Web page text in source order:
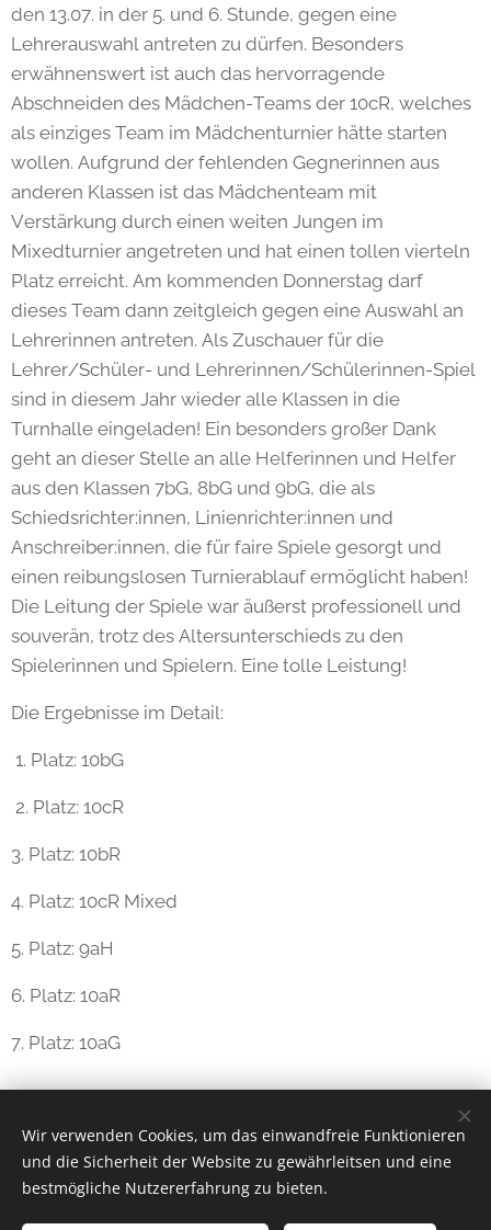
den 13.07. in der 5. und 6. Stunde, gegen eine
Lehrerauswahl antreten zu dürfen. Besonders
erwähnenswert ist auch das hervorragende
Abschneiden des Mädchen-Teams der 10cR, welches
als einziges Team im Mädchenturnier hätte starten
wollen. Aufgrund der fehlenden Gegnerinnen aus
anderen Klassen ist das Mädchenteam mit
Verstärkung durch einen weiten Jungen im
Mixedturnier angetreten und hat einen tollen vierteln
Platz erreicht. Am kommenden Donnerstag darf
dieses Team dann zeitgleich gegen eine Auswahl an
Lehrerinnen antreten. Als Zuschauer für die
Lehrer/Schüler- und Lehrerinnen/Schülerinnen-Spiel
sind in diesem Jahr wieder alle Klassen in die
Turnhalle eingeladen! Ein besonders großer Dank
geht an dieser Stelle an alle Helferinnen und Helfer
aus den Klassen 7bG, 8bG und 9bG, die als
Schiedsrichter:innen, Linienrichter:innen und
Anschreiber:innen, die für faire Spiele gesorgt und
einen reibungslosen Turnierablauf ermöglicht haben!
Die Leitung der Spiele war äußerst professionell und
souverän, trotz des Altersunterschieds zu den
Spielerinnen und Spielern. Eine tolle Leistung!
Die Ergebnisse im Detail:
1. Platz: 10bG
2. Platz: 10cR
3. Platz: 10bR
4. Platz: 10cR Mixed
5. Platz: 9aH
6. Platz: 10aR
7. Platz: 10aG
Wir verwenden Cookies, um das einwandfreie Funktionieren
und die Sicherheit der Website zu gewährleitsen und eine
bestmögliche Nutzererfahrung zu bieten.